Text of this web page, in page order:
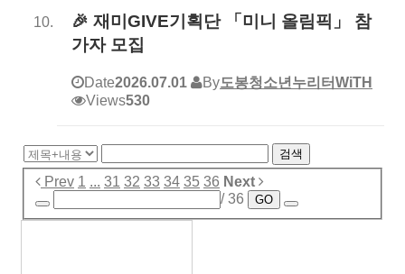
🎉 재미GIVE기획단 「미니 올림픽」 참
가자 모집
Date2026.07.01 By도봉청소년누리터WiTH
Views530
검색
Prev 1 ... 31 32 33 34 35 36 Next
/ 36
GO